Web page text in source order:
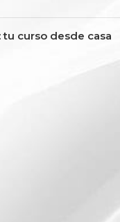
curso desde casa